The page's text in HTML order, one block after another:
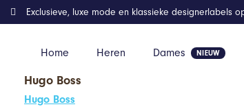
Home Heren Dames
Exclusieve, luxe mode en klassieke designerlabels
Hugo Boss
Hugo Boss
Home Kleding